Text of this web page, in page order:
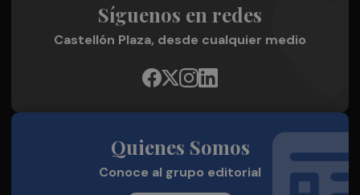
Síguenos en redes
Castellón Plaza, desde cualquier medio
Quienes Somos
Conoce al grupo editorial